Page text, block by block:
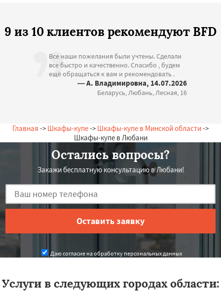
9 из 10 клиентов рекомендуют BFD
Все наши пожелания были учтены. Сделали
все быстро и качественно. Спасибо , будем
ещё обращаться к вам и рекомендовать .
— А. Владимировна, 14.07.2026
Беларусь, Любань, Лесная, 16
Главная -> Шкафы-купе-> Шкафы-купе в Минской области->
Шкафы-купе в Любани
Остались вопросы?
Закажи бесплатную консультацию в Любани!
Даю согласие на обработку персональных данных
Услуги в следующих городах области: